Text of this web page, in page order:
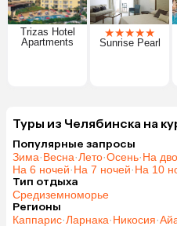
Trizas Hotel
Apartments
★★★★★
Sunrise Pearl
Туры из Челябинска на
Популярные запросы
Зима·Весна·Лето·Осень·На
На 6 ночей·На 7 ночей·На 10
Тип отдыха
Средиземноморье
Регионы
Каппарис·Ларнака·Никосия·